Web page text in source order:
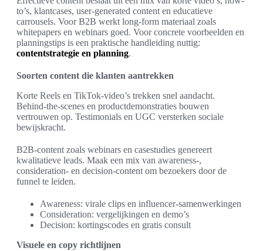
to’s, klantcases, user-generated content en educatieve
carrousels. Voor B2B werkt long-form materiaal zoals
whitepapers en webinars goed. Voor concrete voorbeelden en
planningstips is een praktische handleiding nuttig:
contentstrategie en planning.
Soorten content die klanten aantrekken
Korte Reels en TikTok-video’s trekken snel aandacht.
Behind-the-scenes en productdemonstraties bouwen
vertrouwen op. Testimonials en UGC versterken sociale
bewijskracht.
B2B-content zoals webinars en casestudies genereert
kwalitatieve leads. Maak een mix van awareness-,
consideration- en decision-content om bezoekers door de
funnel te leiden.
Awareness: virale clips en influencer-samenwerkingen
Consideration: vergelijkingen en demo’s
Decision: kortingscodes en gratis consult
Visuele en copy richtlijnen